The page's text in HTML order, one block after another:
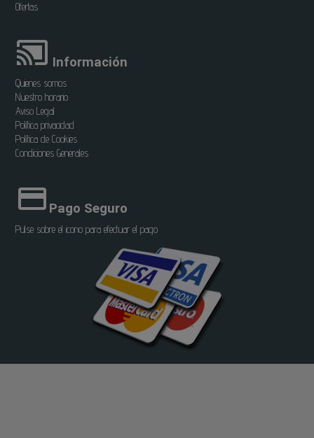
Ofertas
Información
Quienes somos
Nuestro horario
Aviso Legal
Política privacidad
Política de Cookies
Condiciones Generales
Pago Seguro
Pulse sobre el icono para efectuar el pago